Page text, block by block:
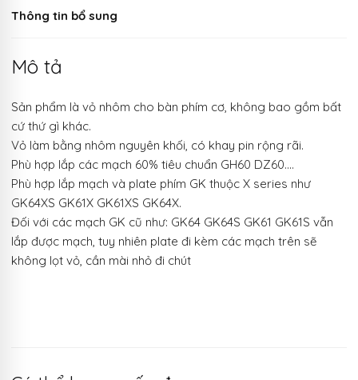
Thông tin bổ sung
Mô tả
Sản phẩm là vỏ nhôm cho bàn phím cơ, không bao gồm bất
cứ thứ gì khác.
Vỏ làm bằng nhôm nguyên khối, có khay pin rộng rãi.
Phù hợp lắp các mạch 60% tiêu chuẩn GH60 DZ60….
Phù hợp lắp mạch và plate phím GK thuộc X series như
GK64XS GK61X GK61XS GK64X.
Đối với các mạch GK cũ như: GK64 GK64S GK61 GK61S vẫn
lắp được mạch, tuy nhiên plate đi kèm các mạch trên sẽ
không lọt vỏ, cần mài nhỏ đi chút